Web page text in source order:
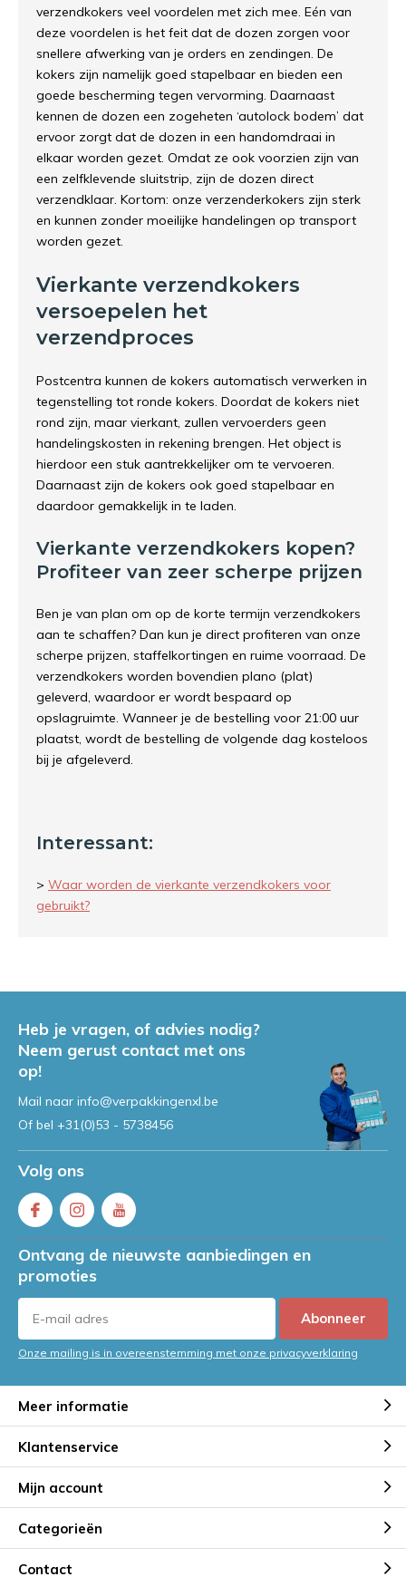
verzendkokers veel voordelen met zich mee. Eén van
deze voordelen is het feit dat de dozen zorgen voor
snellere afwerking van je orders en zendingen. De
kokers zijn namelijk goed stapelbaar en bieden een
goede bescherming tegen vervorming. Daarnaast
kennen de dozen een zogeheten ‘autolock bodem’ dat
ervoor zorgt dat de dozen in een handomdraai in
elkaar worden gezet. Omdat ze ook voorzien zijn van
een zelfklevende sluitstrip, zijn de dozen direct
verzendklaar. Kortom: onze verzenderkokers zijn sterk
en kunnen zonder moeilijke handelingen op transport
worden gezet.
Vierkante verzendkokers
versoepelen het
verzendproces
Postcentra kunnen de kokers automatisch verwerken in
tegenstelling tot ronde kokers. Doordat de kokers niet
rond zijn, maar vierkant, zullen vervoerders geen
handelingskosten in rekening brengen. Het object is
hierdoor een stuk aantrekkelijker om te vervoeren.
Daarnaast zijn de kokers ook goed stapelbaar en
daardoor gemakkelijk in te laden.
Vierkante verzendkokers kopen?
Profiteer van zeer scherpe prijzen
Ben je van plan om op de korte termijn verzendkokers
aan te schaffen? Dan kun je direct profiteren van onze
scherpe prijzen, staffelkortingen en ruime voorraad. De
verzendkokers worden bovendien plano (plat)
geleverd, waardoor er wordt bespaard op
opslagruimte. Wanneer je de bestelling voor 21:00 uur
plaatst, wordt de bestelling de volgende dag kosteloos
bij je afgeleverd.
Interessant:
> Waar worden de vierkante verzendkokers voor
gebruikt?
Heb je vragen, of advies nodig?
Neem gerust contact met ons
op!
Mail naar info@verpakkingenxl.be
Of bel +31(0)53 - 5738456
Volg ons
Ontvang de nieuwste aanbiedingen en
promoties
Abonneer
Onze mailing is in overeenstemming met onze privacyverklaring
Meer informatie
Klantenservice
Mijn account
Categorieën
Contact